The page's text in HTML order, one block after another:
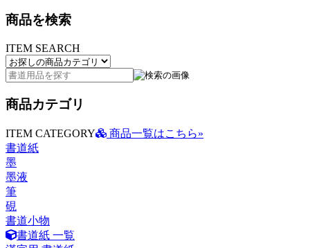
商品を検索
ITEM SEARCH
商品カテゴリ
ITEM CATEGORY
商品一覧はこちら»
書道紙
墨
墨液
筆
硯
書道小物
書道紙 一覧